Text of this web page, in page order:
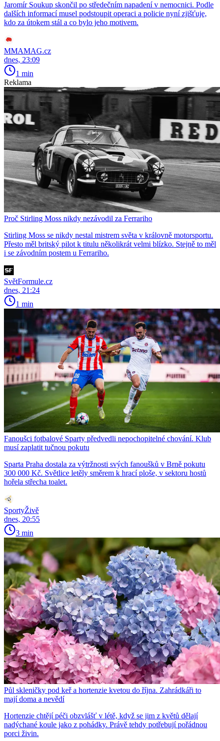
Jaromír Soukup skončil po středečním napadení v nemocnici. Podle
dalších informací musel podstoupit operaci a policie nyní zjišťuje,
kdo za útokem stál a co bylo jeho motivem.
MMAMAG.cz
dnes, 23:09
1 min
Reklama
Proč Stirling Moss nikdy nezávodil za Ferrariho
Stirling Moss se nikdy nestal mistrem světa v královně motorsportu.
Přesto měl britský pilot k titulu několikrát velmi blízko. Stejně to měl
i se závodním postem u Ferrariho.
SvětFormule.cz
dnes, 21:24
1 min
Fanoušci fotbalové Sparty předvedli nepochopitelné chování. Klub
musí zaplatit tučnou pokutu
Sparta Praha dostala za výtržnosti svých fanoušků v Brně pokutu
300 000 Kč. Světlice letěly směrem k hrací ploše, v sektoru hostů
hořela střecha toalet.
SportyŽivě
dnes, 20:55
3 min
Půl skleničky pod keř a hortenzie kvetou do října. Zahrádkáři to
mají doma a nevědí
Hortenzie chtějí péči obzvlášť v létě, když se jim z květů dělají
nadýchané koule jako z pohádky. Právě tehdy potřebují pořádnou
porci živin.